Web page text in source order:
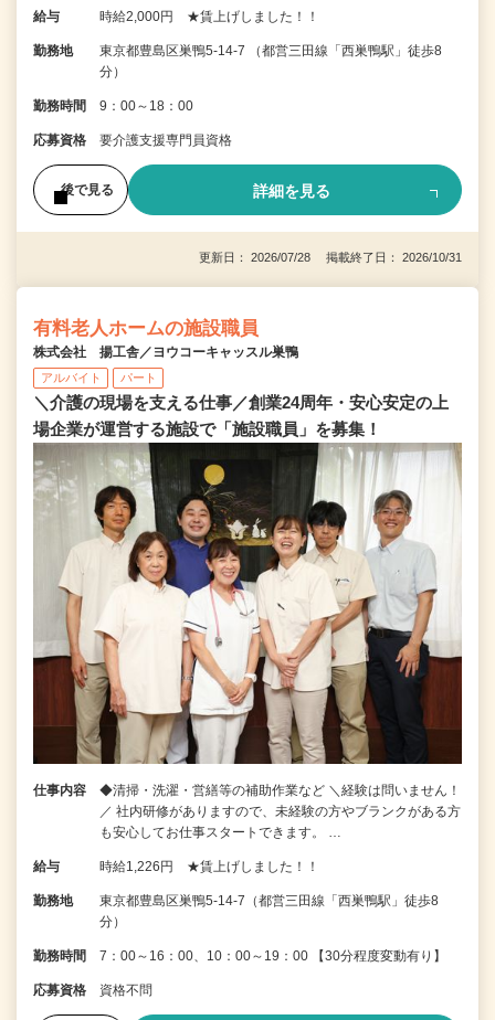
給与 時給2,000円 ★賃上げしました！！
勤務地
東京都豊島区巣鴨5-14-7 （都営三田線「西巣鴨駅」徒歩8
分）
勤務時間 9：00～18：00
応募資格 要介護支援専門員資格
後で見る 詳細を見る
更新日： 2026/07/28 掲載終了日： 2026/10/31
有料老人ホームの施設職員
株式会社 揚工舎／ヨウコーキャッスル巣鴨
アルバイト パート
＼介護の現場を支える仕事／創業24周年・安心安定の上
場企業が運営する施設で「施設職員」を募集！
仕事内容
◆清掃・洗濯・営繕等の補助作業など ＼経験は問いません！
／ 社内研修がありますので、未経験の方やブランクがある方
も安心してお仕事スタートできます。 …
給与 時給1,226円 ★賃上げしました！！
勤務地
東京都豊島区巣鴨5-14-7（都営三田線「西巣鴨駅」徒歩8
分）
勤務時間 7：00～16：00、10：00～19：00 【30分程度変動有り】
応募資格 資格不問